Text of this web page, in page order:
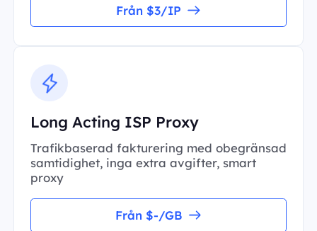
Från $3/IP
Long Acting ISP Proxy
Trafikbaserad fakturering med obegränsad
samtidighet, inga extra avgifter, smart
proxy
Från $-/GB